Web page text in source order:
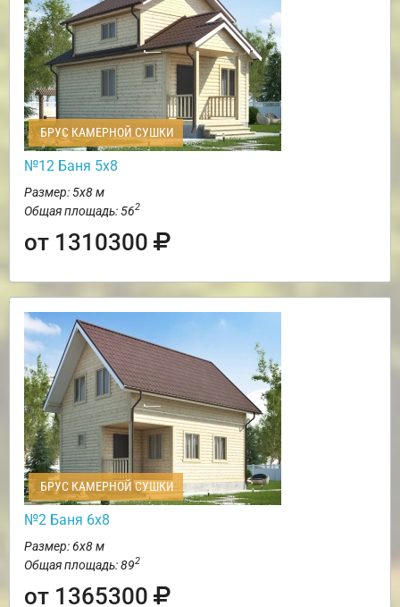
БРУС КАМЕРНОЙ СУШКИ
№12 Баня 5х8
Размер: 5х8 м
Общая площадь: 562
от 1310300
БРУС КАМЕРНОЙ СУШКИ
№2 Баня 6х8
Размер: 6х8 м
Общая площадь: 892
от 1365300